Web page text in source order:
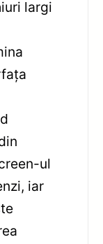
largi
ul
iar